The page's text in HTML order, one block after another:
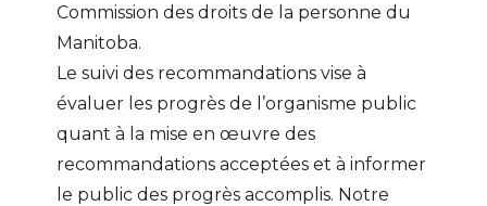
Commission des droits de la personne du
Manitoba.
Le suivi des recommandations vise à
évaluer les progrès de l’organisme public
quant à la mise en œuvre des
recommandations acceptées et à informer
le public des progrès accomplis. Notre